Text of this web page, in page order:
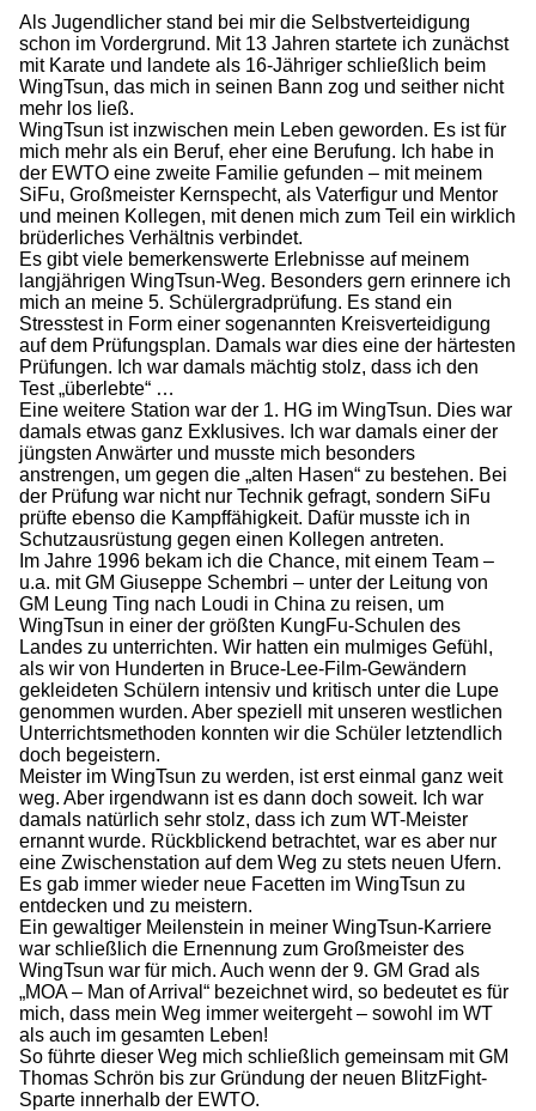
Als Jugendlicher stand bei mir die Selbstverteidigung
schon im Vordergrund. Mit 13 Jahren startete ich zunächst
mit Karate und landete als 16-Jähriger schließlich beim
WingTsun, das mich in seinen Bann zog und seither nicht
mehr los ließ.
WingTsun ist inzwischen mein Leben geworden. Es ist für
mich mehr als ein Beruf, eher eine Berufung. Ich habe in
der EWTO eine zweite Familie gefunden – mit meinem
SiFu, Großmeister Kernspecht, als Vaterfigur und Mentor
und meinen Kollegen, mit denen mich zum Teil ein wirklich
brüderliches Verhältnis verbindet.
Es gibt viele bemerkenswerte Erlebnisse auf meinem
langjährigen WingTsun-Weg. Besonders gern erinnere ich
mich an meine 5. Schülergradprüfung. Es stand ein
Stresstest in Form einer sogenannten Kreisverteidigung
auf dem Prüfungsplan. Damals war dies eine der härtesten
Prüfungen. Ich war damals mächtig stolz, dass ich den
Test „überlebte“ …
Eine weitere Station war der 1. HG im WingTsun. Dies war
damals etwas ganz Exklusives. Ich war damals einer der
jüngsten Anwärter und musste mich besonders
anstrengen, um gegen die „alten Hasen“ zu bestehen. Bei
der Prüfung war nicht nur Technik gefragt, sondern SiFu
prüfte ebenso die Kampffähigkeit. Dafür musste ich in
Schutzausrüstung gegen einen Kollegen antreten.
Im Jahre 1996 bekam ich die Chance, mit einem Team –
u.a. mit GM Giuseppe Schembri – unter der Leitung von
GM Leung Ting nach Loudi in China zu reisen, um
WingTsun in einer der größten KungFu-Schulen des
Landes zu unterrichten. Wir hatten ein mulmiges Gefühl,
als wir von Hunderten in Bruce-Lee-Film-Gewändern
gekleideten Schülern intensiv und kritisch unter die Lupe
genommen wurden. Aber speziell mit unseren westlichen
Unterrichtsmethoden konnten wir die Schüler letztendlich
doch begeistern.
Meister im WingTsun zu werden, ist erst einmal ganz weit
weg. Aber irgendwann ist es dann doch soweit. Ich war
damals natürlich sehr stolz, dass ich zum WT-Meister
ernannt wurde. Rückblickend betrachtet, war es aber nur
eine Zwischenstation auf dem Weg zu stets neuen Ufern.
Es gab immer wieder neue Facetten im WingTsun zu
entdecken und zu meistern.
Ein gewaltiger Meilenstein in meiner WingTsun-Karriere
war schließlich die Ernennung zum Großmeister des
WingTsun war für mich. Auch wenn der 9. GM Grad als
„MOA – Man of Arrival“ bezeichnet wird, so bedeutet es für
mich, dass mein Weg immer weitergeht – sowohl im WT
als auch im gesamten Leben!
So führte dieser Weg mich schließlich gemeinsam mit GM
Thomas Schrön bis zur Gründung der neuen BlitzFight-
Sparte innerhalb der EWTO.